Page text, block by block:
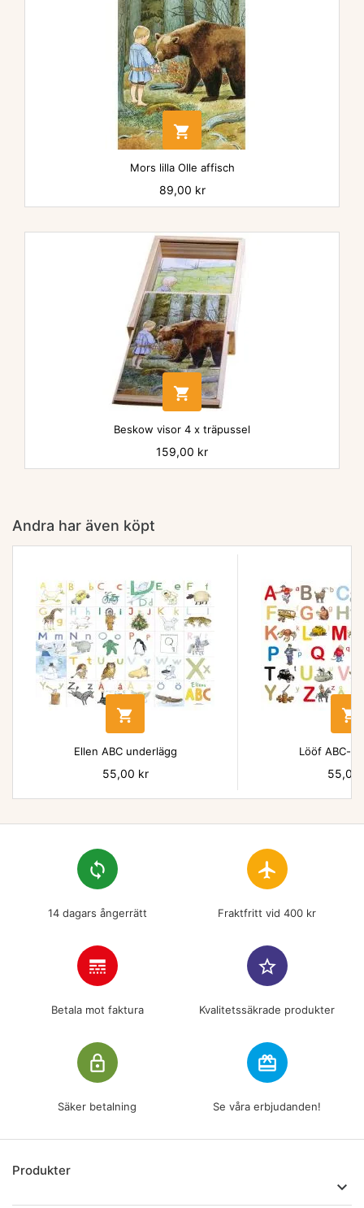

Mors lilla Olle affisch
Pris
89,00 kr

Beskow visor 4 x träpussel
Pris
159,00 kr
Andra har även köpt

Ellen ABC underlägg
Pris
55,00 kr

Lööf ABC-
Pris
55,00
loop
14 dagars ångerrätt
flight
Fraktfritt vid 400 kr
line_style
Betala mot faktura
star_border
Kvalitetssäkrade produkter
lock_outline
Säker betalning
redeem
Se våra erbjudanden!
Produkter
